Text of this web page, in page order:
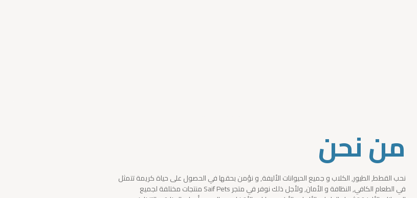
من نحن
نحب القطط, الطيور, الكلاب و جميع الحيوانات الأليفة, و نؤمن بحقها في الحصول على حياة كريمة تتمثل
في الطعام الكافي, النظافة و الأمان, ولأجل ذلك نوفر في متجر Saif Pets منتجات مختلفة لجميع